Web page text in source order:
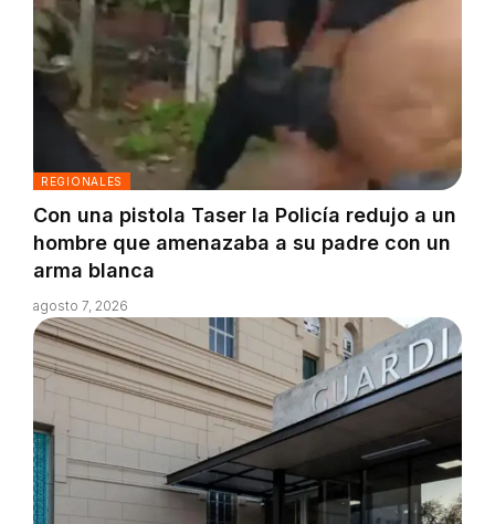
REGIONALES
Con una pistola Taser la Policía redujo a un
hombre que amenazaba a su padre con un
arma blanca
agosto 7, 2026